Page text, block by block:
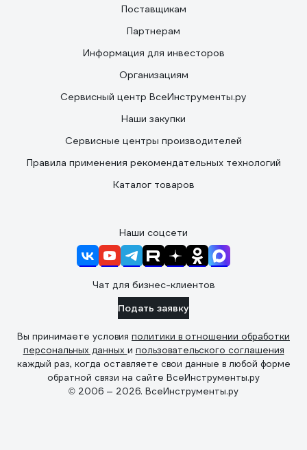
Поставщикам
Партнерам
Информация для инвесторов
Организациям
Сервисный центр ВсеИнструменты.ру
Наши закупки
Сервисные центры производителей
Правила применения рекомендательных технологий
Каталог товаров
Наши соцсети
Чат для бизнес-клиентов
Подать заявку
Вы принимаете условия политики в отношении обработки
персональных данных и пользовательского соглашения
каждый раз, когда оставляете свои данные в любой форме
обратной связи на сайте ВсеИнструменты.ру
© 2006 — 2026. ВсеИнструменты.ру